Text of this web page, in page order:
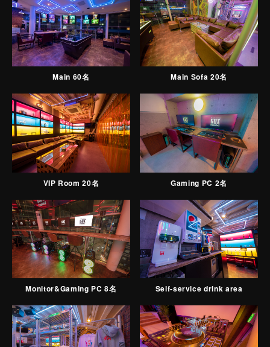
Main 60名 Main Sofa 20名
VIP Room 20名 Gaming PC 2名
Monitor&Gaming PC 8名 Self-service drink area